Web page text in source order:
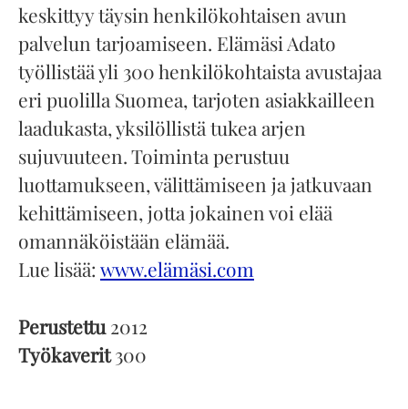
keskittyy täysin henkilökohtaisen avun
palvelun tarjoamiseen. Elämäsi Adato
työllistää yli 300 henkilökohtaista avustajaa
eri puolilla Suomea, tarjoten asiakkailleen
laadukasta, yksilöllistä tukea arjen
sujuvuuteen. Toiminta perustuu
luottamukseen, välittämiseen ja jatkuvaan
kehittämiseen, jotta jokainen voi elää
omannäköistään elämää.
Lue lisää: www.elämäsi.com
Perustettu2012
Työkaverit300